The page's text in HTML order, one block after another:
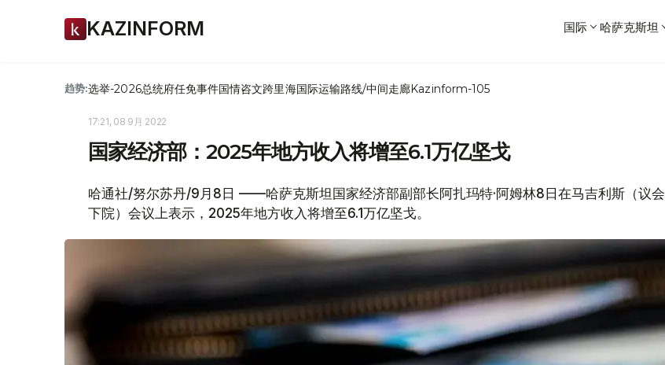
KAZINFORM 国际 哈萨克斯坦
趋势:选举-2026总统府任免事件国情咨文跨里海国际运输路线/中间走廊Kazinform-105
17:21, 08 9月 2022
国家经济部：2025年地方收入将增至6.1万亿坚戈
哈通社/努尔苏丹/9月8日 ——哈萨克斯坦国家经济部副部长阿扎玛特·阿姆林8日在马吉利斯（议会
下院）会议上表示，2025年地方收入将增至6.1万亿坚戈。